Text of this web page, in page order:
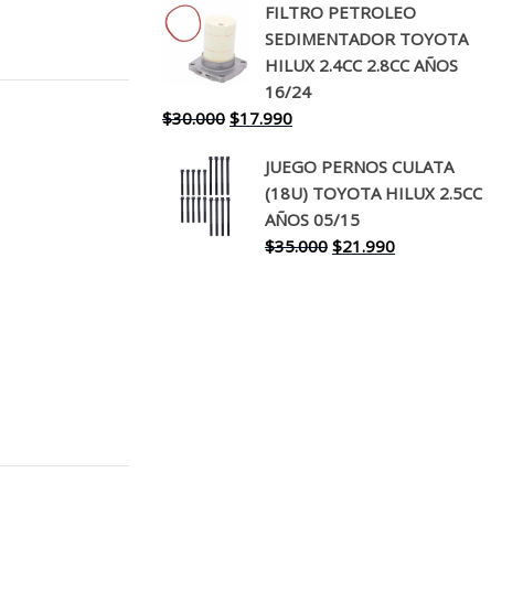
original
era:
$260.000.
actual
es:
$199.990.
FILTRO PETROLEO
SEDIMENTADOR TOYOTA
HILUX 2.4CC 2.8CC AÑOS
16/24
$30.000 El
original
era:
$30.000.
$17.990El
actual
es:
$17.990.
JUEGO PERNOS CULATA
(18U) TOYOTA HILUX 2.5CC
AÑOS 05/15
$35.000 El
$21.990El